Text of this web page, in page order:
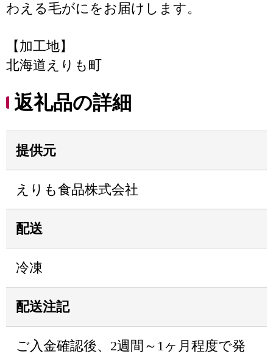
わえる毛がにをお届けします。
【加工地】
北海道えりも町
返礼品の詳細
提供元
えりも食品株式会社
配送
冷凍
配送注記
ご入金確認後、2週間～1ヶ月程度で発